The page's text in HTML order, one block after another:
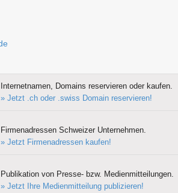
Internetnamen, Domains reservieren oder kaufen.
» Jetzt .ch oder .swiss Domain reservieren!
Firmenadressen Schweizer Unternehmen.
» Jetzt Firmenadressen kaufen!
Publikation von Presse- bzw. Medienmitteilungen.
» Jetzt Ihre Medienmitteilung publizieren!